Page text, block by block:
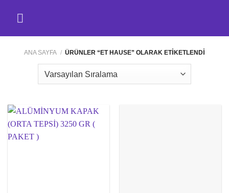
ANA SAYFA / ÜRÜNLER “ET HAUSE” OLARAK ETIKETLENDI